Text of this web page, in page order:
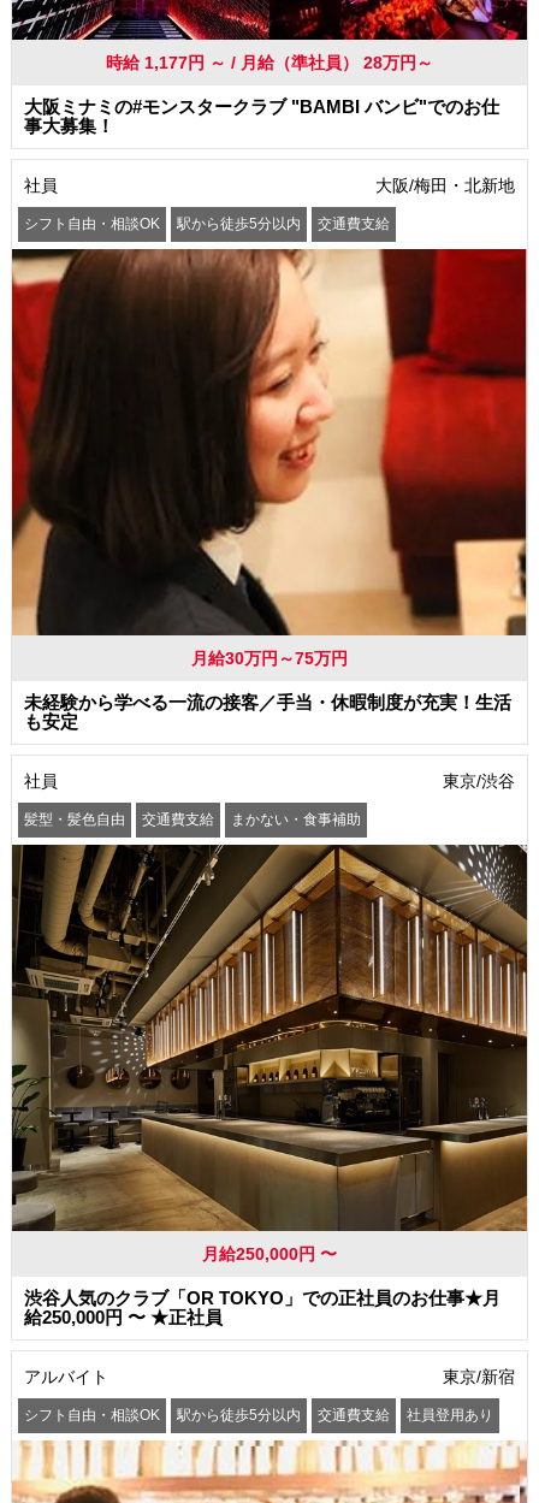
時給 1,177円 ～ / 月給（準社員） 28万円～
大阪ミナミの#モンスタークラブ "BAMBI バンビ"でのお仕
事大募集！
社員 大阪/梅田・北新地
シフト自由・相談OK 駅から徒歩5分以内 交通費支給
月給30万円～75万円
未経験から学べる一流の接客／手当・休暇制度が充実！生活
も安定
社員 東京/渋谷
髪型・髪色自由 交通費支給 まかない・食事補助
月給250,000円 〜
渋谷人気のクラブ「OR TOKYO」での正社員のお仕事★月
給250,000円 〜 ★正社員
アルバイト 東京/新宿
シフト自由・相談OK 駅から徒歩5分以内 交通費支給 社員登用あり